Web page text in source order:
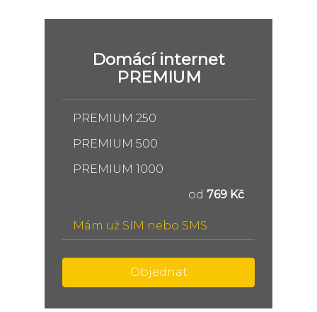
Domácí internet
PREMIUM
PREMIUM 250
PREMIUM 500
PREMIUM 1000
od 769 Kč
Mám už SIM nebo SMS
Objednat